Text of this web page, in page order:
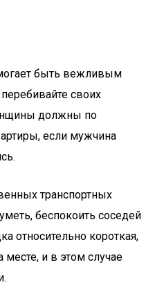
быть вежливым
своих
должны по
если мужчина
транспортных
беспокоить соседей
относительно короткая,
месте, и в этом случае